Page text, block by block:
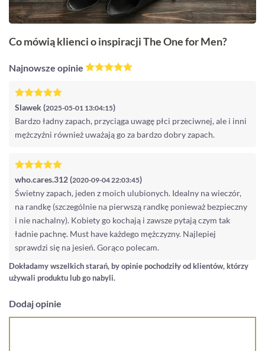
Co mówią klienci o inspiracji The One for Men?
Najnowsze opinie
Slawek (2025-05-01 13:04:15)
Bardzo ładny zapach, przyciąga uwagę płci przeciwnej, ale i inni
mężczyźni również uważają go za bardzo dobry zapach.
who.cares.312 (2020-09-04 22:03:45)
Świetny zapach, jeden z moich ulubionych. Idealny na wieczór,
na randkę (szczególnie na pierwszą randkę ponieważ bezpieczny
i nie nachalny). Kobiety go kochają i zawsze pytają czym tak
ładnie pachnę. Must have każdego mężczyzny. Najlepiej
sprawdzi się na jesień. Gorąco polecam.
Dokładamy wszelkich starań, by opinie pochodziły od klientów, którzy
używali produktu lub go nabyli.
Dodaj opinie